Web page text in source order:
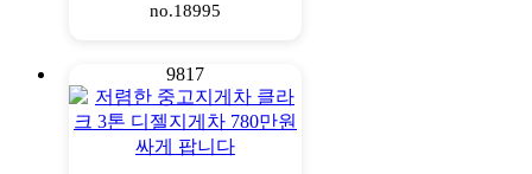
no.18995
9817